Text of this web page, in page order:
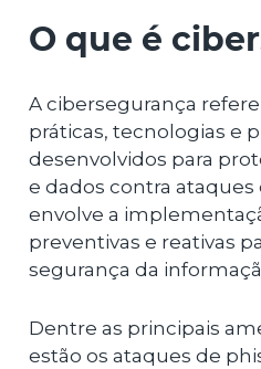
O que é
A cibersegurança
práticas, tecnologias e
desenvolvidos para
e dados contra ataques
envolve a
preventivas e reativas
segurança da
Dentre as principais
estão os ataques de